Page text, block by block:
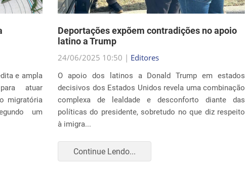
atuar
migratória
um
Deportações expõem contradições no apoio
latino a Trump
24/06/2025 10:50 |Editores
decisivos dos Estados Unidos revela uma combinação
complexa de lealdade e desconforto diante das
políticas do presidente, sobretudo no que diz respeito
à imigra...
Continue Lendo...